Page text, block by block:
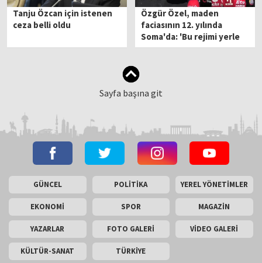
Tanju Özcan için istenen
ceza belli oldu
Özgür Özel, maden
faciasının 12. yılında
Soma'da: 'Bu rejimi yerle
bir edeceğiz'
Sayfa başına git
GÜNCEL POLİTİKA YEREL YÖNETİMLER
EKONOMİ SPOR MAGAZİN
YAZARLAR FOTO GALERİ VİDEO GALERİ
KÜLTÜR-SANAT TÜRKİYE